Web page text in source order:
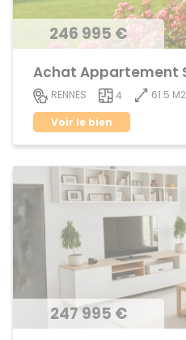
246 995 €
RENNES 4
61.5 M2
Voir le bien
247 995 €